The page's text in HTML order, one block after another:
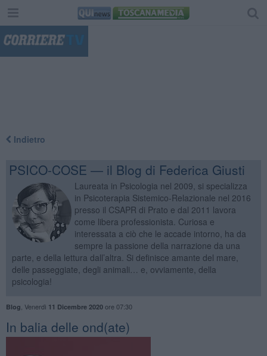
Indietro
PSICO-COSE — il Blog di Federica Giusti
Laureata in Psicologia nel 2009, si specializza
in Psicoterapia Sistemico-Relazionale nel 2016
presso il CSAPR di Prato e dal 2011 lavora
come libera professionista. Curiosa e
interessata a ciò che le accade intorno, ha da
sempre la passione della narrazione da una
parte, e della lettura dall’altra. Si definisce amante del mare,
delle passeggiate, degli animali… e, ovviamente, della
psicologia!
Blog Venerdì 11 Dicembre 2020ore 07:30
​In balia delle ond(ate)